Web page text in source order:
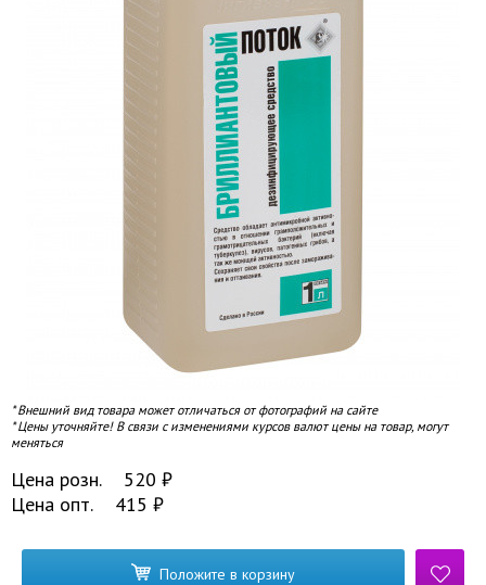
* Внешний вид товара может отличаться от фотографий на сайте
* Цены уточняйте! В связи с изменениями курсов валют цены на товар, могут
меняться
Цена розн. 520 ₽
Цена опт.
415 ₽
Положите в корзину